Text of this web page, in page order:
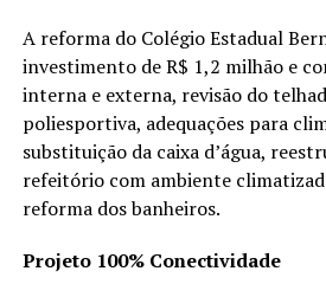
A reforma do Colégio Estadual
investimento de R$ 1,2 milhão e
interna e externa, revisão do
poliesportiva, adequações para
substituição da caixa d’água,
refeitório com ambiente
reforma dos banheiros.
Projeto 100% Conectividade